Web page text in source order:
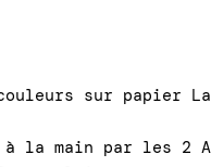
sur papier
à la main par les 2